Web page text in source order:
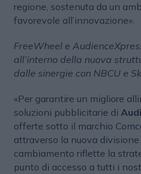
regione, sostenuta da un
favorevole all’innovazione».
FreeWheel e
all’interno della nuova
dalle sinergie con NBCU e
«Per garantire un migliore
soluzioni pubblicitarie di
offerte sotto il marchio
attraverso la nuova divisione
cambiamento riflette la
punto di accesso a tutti i